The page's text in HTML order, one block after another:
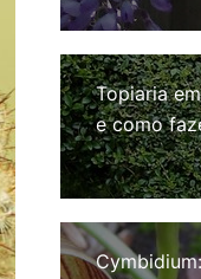
Topiaria
e como